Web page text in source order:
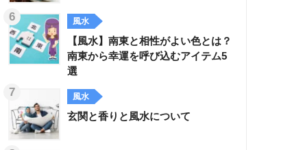
風水
【風水】南東と相性がよい色とは？
南東から幸運を呼び込むアイテム5
選
風水
玄関と香りと風水について